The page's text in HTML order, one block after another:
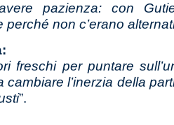
pazienza: con
perché non c’erano
freschi per puntare
cambiare l’inerzia della
”.